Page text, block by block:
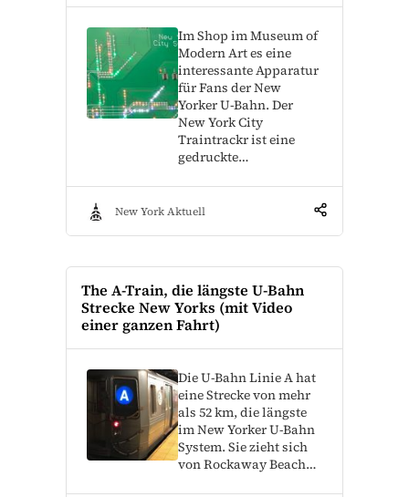
Im Shop im Museum of
Modern Art es eine
interessante Apparatur
für Fans der New
Yorker U-Bahn. Der
New York City
Traintrackr ist eine
gedruckte…
New York Aktuell
The A-Train, die längste U-Bahn
Strecke New Yorks (mit Video
einer ganzen Fahrt)
Die U-Bahn Linie A hat
eine Strecke von mehr
als 52 km, die längste
im New Yorker U-Bahn
System. Sie zieht sich
von Rockaway Beach…